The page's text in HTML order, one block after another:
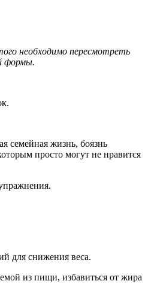
необходимо пересмотреть
формы.
семейная жизнь, боязнь
просто могут не нравится
для снижения веса.
из пищи, избавиться от жира